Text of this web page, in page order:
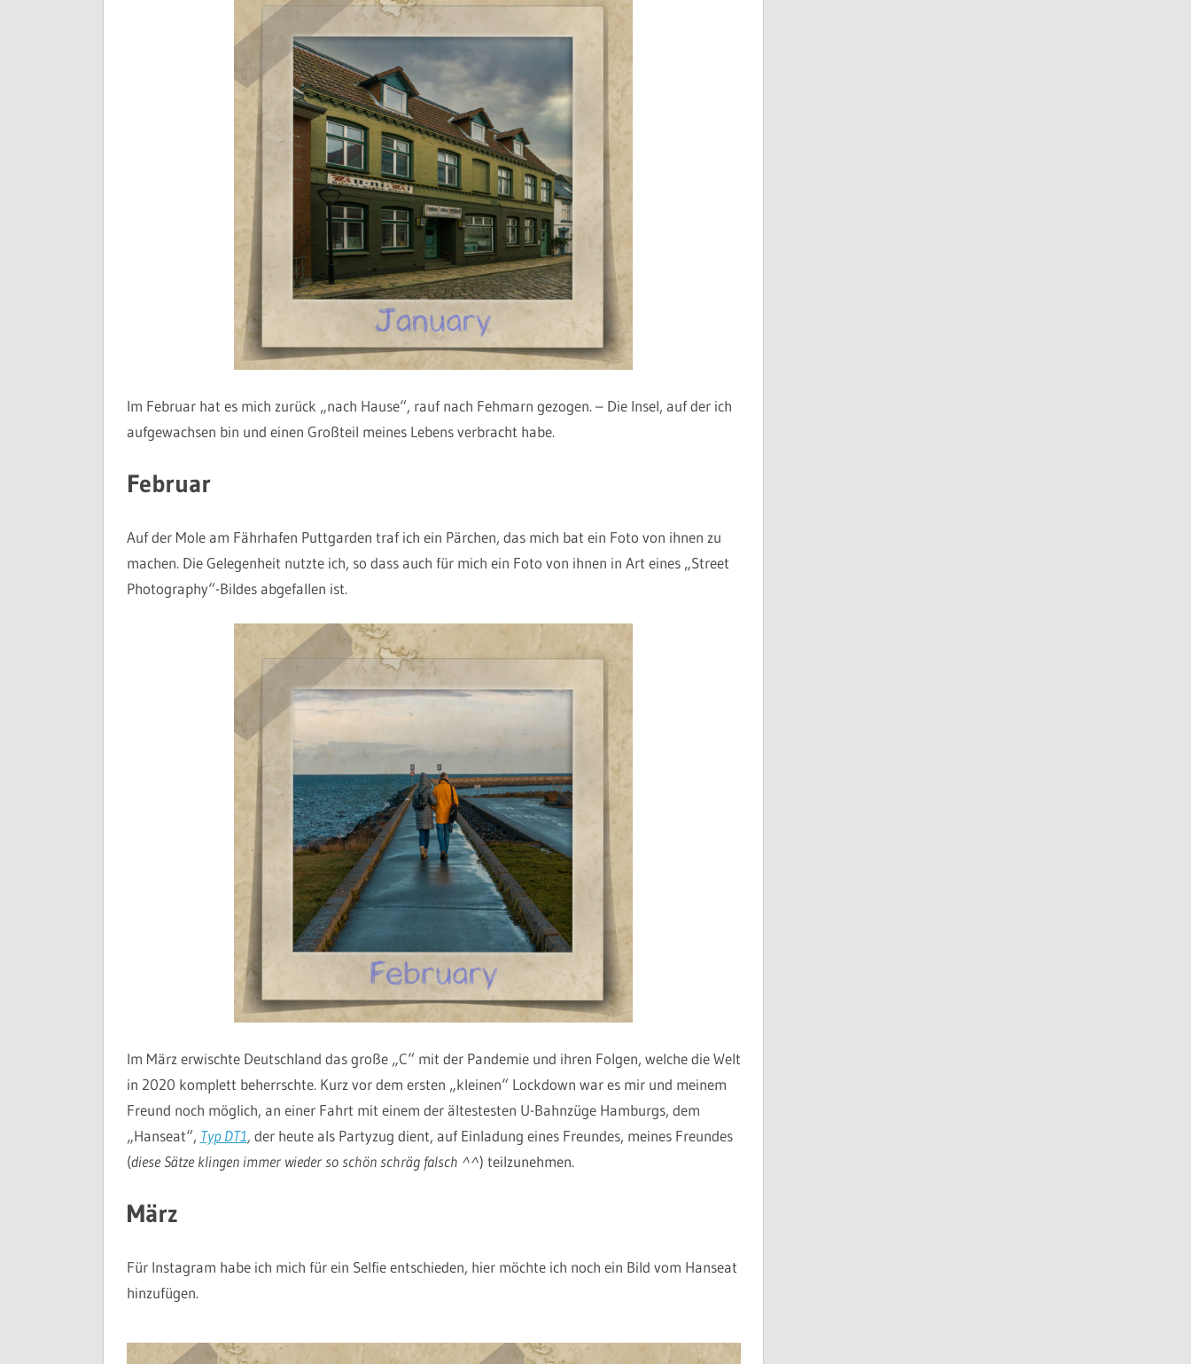
Im Februar hat es mich zurück „nach Hause“, rauf nach Fehmarn gezogen. – Die Insel, auf der ich
aufgewachsen bin und einen Großteil meines Lebens verbracht habe.
Februar
Auf der Mole am Fährhafen Puttgarden traf ich ein Pärchen, das mich bat ein Foto von ihnen zu
machen. Die Gelegenheit nutzte ich, so dass auch für mich ein Foto von ihnen in Art eines „Street
Photography“-Bildes abgefallen ist.
Im März erwischte Deutschland das große „C“ mit der Pandemie und ihren Folgen, welche die Welt
in 2020 komplett beherrschte. Kurz vor dem ersten „kleinen“ Lockdown war es mir und meinem
Freund noch möglich, an einer Fahrt mit einem der ältestesten U-Bahnzüge Hamburgs, dem
„Hanseat“, Typ DT1, der heute als Partyzug dient, auf Einladung eines Freundes, meines Freundes
(diese Sätze klingen immer wieder so schön schräg falsch ^^) teilzunehmen.
März
Für Instagram habe ich mich für ein Selfie entschieden, hier möchte ich noch ein Bild vom Hanseat
hinzufügen.